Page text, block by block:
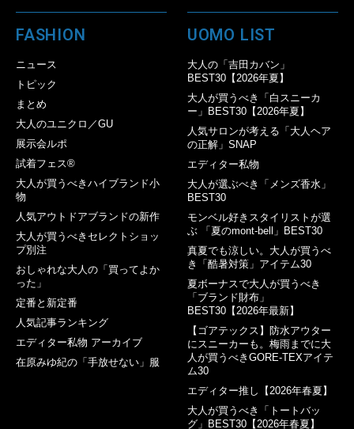
FASHION
ニュース
トピック
まとめ
大人のユニクロ／GU
展示会ルポ
試着フェス®︎
大人が買うべきハイブランド小
物
人気アウトドアブランドの新作
大人が買うべきセレクトショッ
プ別注
おしゃれな大人の「買ってよか
った」
定番と新定番
人気記事ランキング
エディター私物 アーカイブ
在原みゆ紀の「手放せない」服
UOMO LIST
大人の「吉田カバン」
BEST30【2026年夏】
大人が買うべき「白スニーカ
ー」BEST30【2026年夏】
人気サロンが考える「大人ヘア
の正解」SNAP
エディター私物
大人が選ぶべき「メンズ香水」
BEST30
モンベル好きスタイリストが選
ぶ 「夏のmont-bell」BEST30
真夏でも涼しい。大人が買うべ
き「酷暑対策」アイテム30
夏ボーナスで大人が買うべき
「ブランド財布」
BEST30【2026年最新】
【ゴアテックス】防水アウター
にスニーカーも。梅雨までに大
人が買うべきGORE-TEXアイテ
ム30
エディター推し【2026年春夏】
大人が買うべき「トートバッ
グ」BEST30【2026年春夏】